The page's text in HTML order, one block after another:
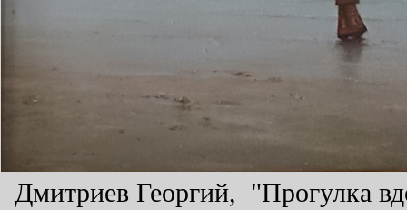
Дмитриев Георгий, "Прогулка